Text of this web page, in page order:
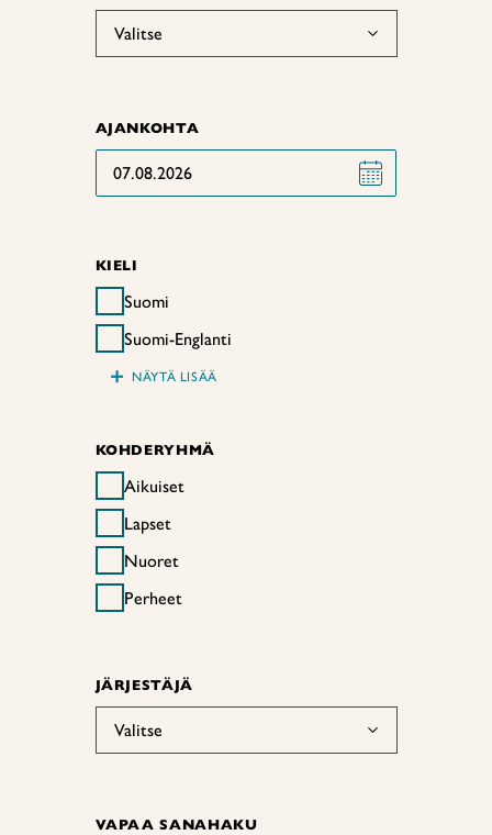
Valitse
AJANKOHTA
07.08.2026
KIELI
Suomi
Suomi-Englanti
+ NÄYTÄ LISÄÄ
KOHDERYHMÄ
Aikuiset
Lapset
Nuoret
Perheet
JÄRJESTÄJÄ
Valitse
VAPAA SANAHAKU